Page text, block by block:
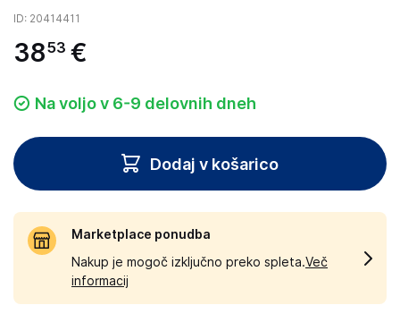
ID: 20414411
3853 €
Na voljo v 6-9 delovnih dneh
Dodaj v košarico
Marketplace ponudba
Nakup je mogoč izključno preko spleta.Več
informacij